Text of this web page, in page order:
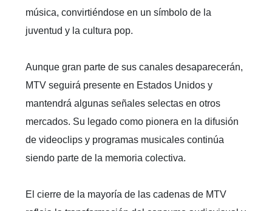
música, convirtiéndose en un símbolo de la
juventud y la cultura pop.
Aunque gran parte de sus canales desaparecerán,
MTV seguirá presente en Estados Unidos y
mantendrá algunas señales selectas en otros
mercados. Su legado como pionera en la difusión
de videoclips y programas musicales continúa
siendo parte de la memoria colectiva.
El cierre de la mayoría de las cadenas de MTV